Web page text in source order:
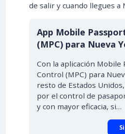
de salir y cuando llegues a
App Mobile
(MPC) para Nueva
Con la aplicación Mobile
Control (MPC) para
resto de Estados
por el control de
y con mayor eficacia, si…